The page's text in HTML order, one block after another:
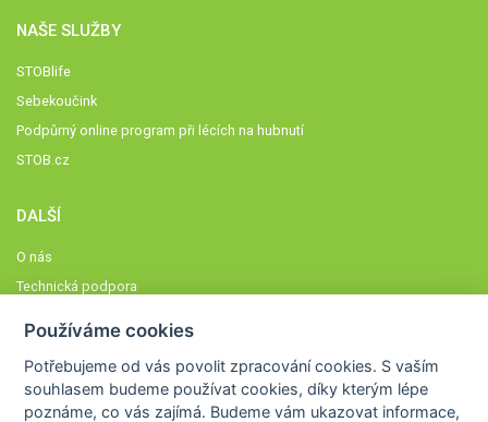
NAŠE SLUŽBY
STOBlife
Sebekoučink
Podpůrný online program při lécích na hubnutí
STOB.cz
DALŠÍ
O nás
Technická podpora
Členové STOBklubu
Zásady nakládání s osobními údaji
Používáme cookies
Potřebujeme od vás povolit zpracování cookies. S vaším
souhlasem budeme používat cookies, díky kterým lépe
poznáme,co vás zajímá. Budeme vám ukazovat informace,